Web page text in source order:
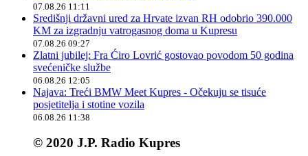
07.08.26 11:11
Središnji državni ured za Hrvate izvan RH odobrio 390.000
KM za izgradnju vatrogasnog doma u Kupresu
07.08.26 09:27
Zlatni jubilej: Fra Ćiro Lovrić gostovao povodom 50 godina
svećeničke službe
06.08.26 12:05
Najava: Treći BMW Meet Kupres - Očekuju se tisuće
posjetitelja i stotine vozila
06.08.26 11:38
© 2020 J.P. Radio Kupres